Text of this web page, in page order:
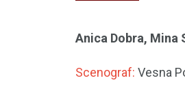
Anica Dobra, Mina
Scenograf: Vesna